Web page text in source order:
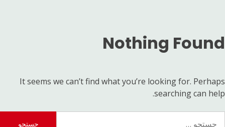
Nothing Found
It seems we can’t find what you’re looking for. Perhaps
searching can help.